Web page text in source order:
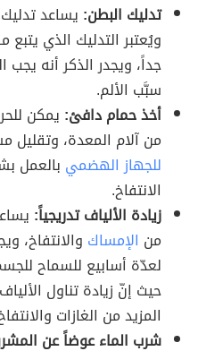
تدليك البطن: يساعد
ويُعتبر التدليك الذي
جداً، ويجدر الذكر أنه
سبَّب الألم.
أخذ حمام دافئ: يمكن
من آلام المعدة، وتقليل
للجهاز الهضمي بالعمل
الانتفاخ.
زيادة الألياف تدريجياً:
من الإمساك والانتفاخ،
لعدّة أسابيع للسماح
حيث إنّ زيادة تناول
المزيد من الغازات
شرب الماء عوضاً عن